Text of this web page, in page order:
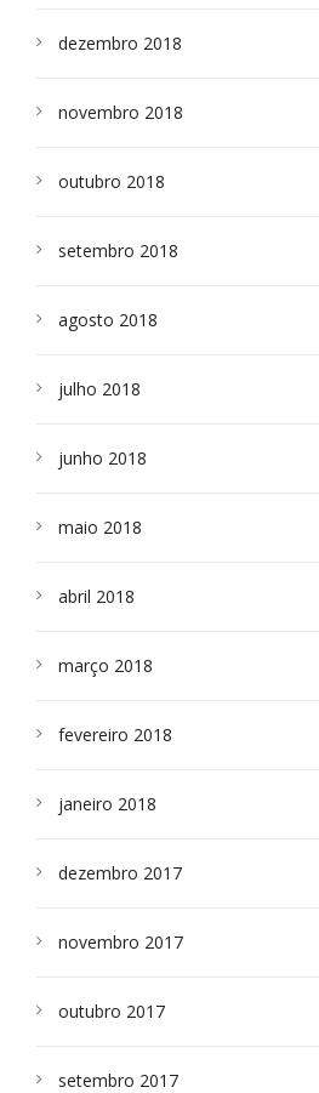
dezembro 2018
novembro 2018
outubro 2018
setembro 2018
agosto 2018
julho 2018
junho 2018
maio 2018
abril 2018
março 2018
fevereiro 2018
janeiro 2018
dezembro 2017
novembro 2017
outubro 2017
setembro 2017